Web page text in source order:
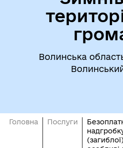
Волинська
Головна Послуги